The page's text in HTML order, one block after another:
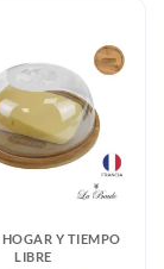
Y TIEMPO
LIBRE